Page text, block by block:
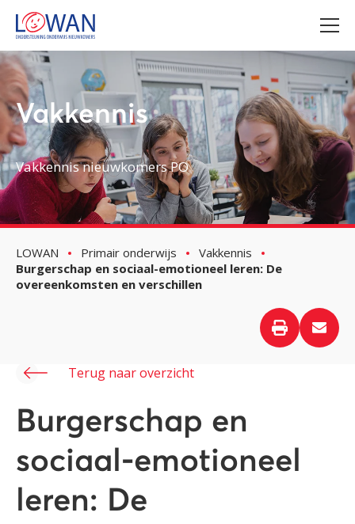
Vakkennis
Vakkennis nieuwkomers PO
LOWAN Primair onderwijs
Vakkennis
Burgerschap en sociaal-emotioneel leren: De
overeenkomsten en verschillen
Terug naar overzicht
Burgerschap en
sociaal-emotioneel
leren: De